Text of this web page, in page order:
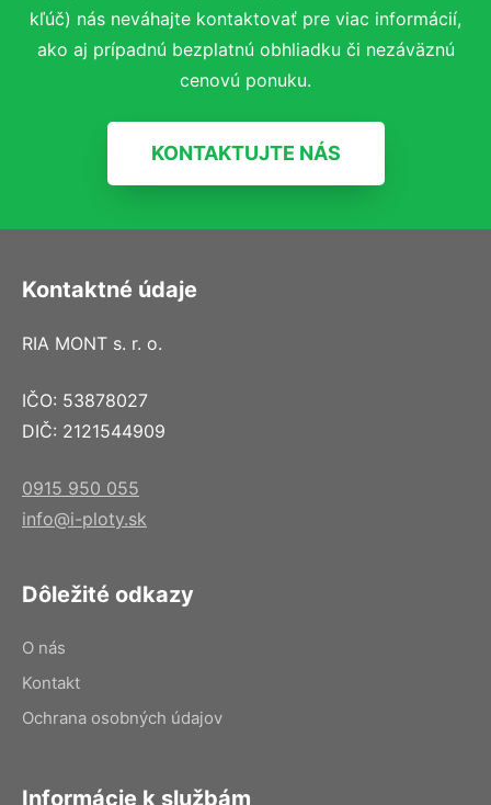
kľúč) nás neváhajte kontaktovať pre viac informácií,
ako aj prípadnú bezplatnú obhliadku či nezáväznú
cenovú ponuku.
KONTAKTUJTE NÁS
Kontaktné údaje
RIA MONT s. r. o.
IČO: 53878027
DIČ: 2121544909
0915 950 055
info@i-ploty.sk
Dôležité odkazy
O nás
Kontakt
Ochrana osobných údajov
Informácie k službám